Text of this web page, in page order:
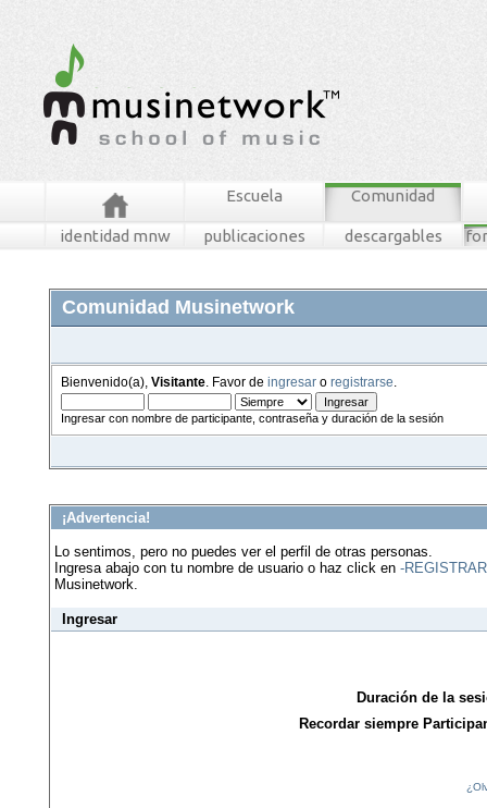
Escuela Comunidad
identidad mnw publicaciones descargables
Comunidad Musinetwork
Bienvenido(a), Visitante . Favor de ingresar o registrarse
Ingresar con nombre de participante, contraseña y duración de la sesión
¡Advertencia!
Lo sentimos, pero no puedes ver el perfil de otras personas.
Ingresa abajo con tu nombre de usuario o haz click en -
Musinetwork.
Ingresar
Duración de la
Recordar siempre